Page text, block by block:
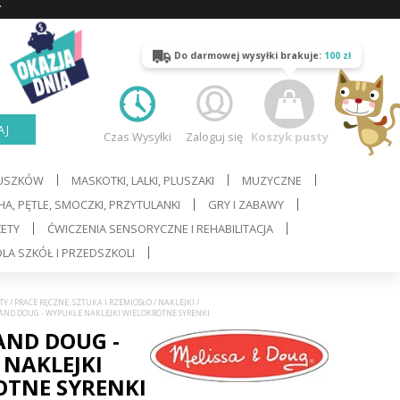
Zaloguj się
Do darmowej wysyłki brakuje: 100 zł
Koszyk pusty
Czas Wysyłki
MASKOTKI, LALKI, PLUSZAKI
MUZYCZNE
PĘTLE, SMOCZKI, PRZYTULANKI
GRY I ZABAWY
ĆWICZENIA SENSORYCZNE I REHABILITACJA
SZKÓŁ I PRZEDSZKOLI
/ PRACE RĘCZNE, SZTUKA I RZEMIOSŁO/ NAKLEJKI /
DOUG - WYPUKŁE NAKLEJKI WIELOKROTNE SYRENKI
DOUG -
SYRENKI